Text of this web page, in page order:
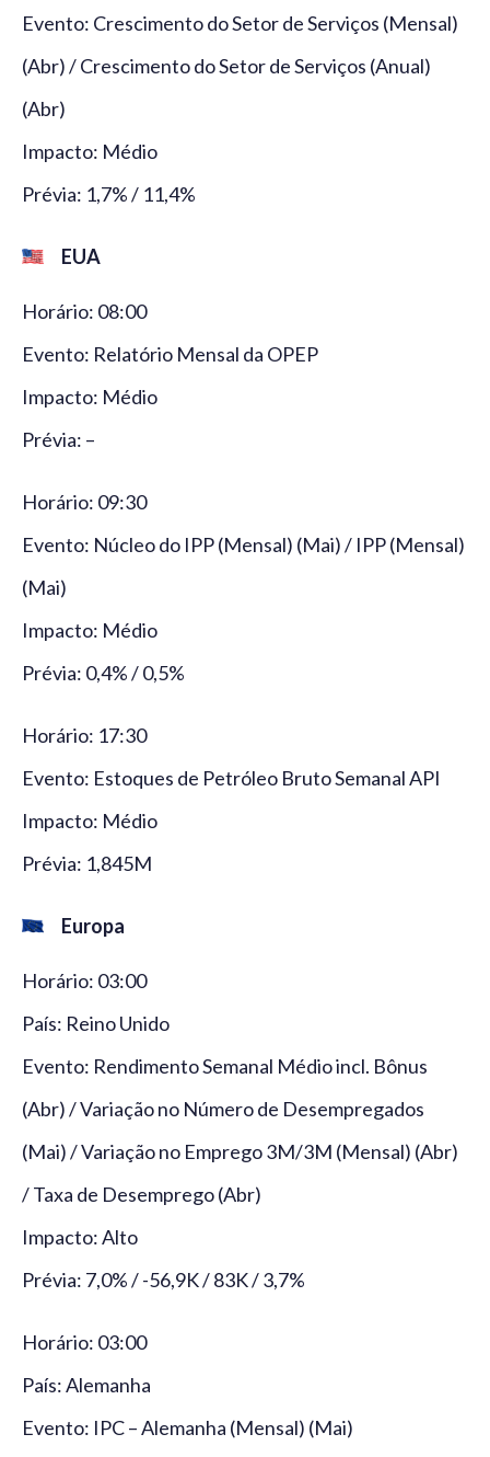
Evento: Crescimento do Setor de Serviços (Mensal)
(Abr) / Crescimento do Setor de Serviços (Anual)
(Abr)
Impacto: Médio
Prévia: 1,7% / 11,4%
EUA
Horário: 08:00
Evento: Relatório Mensal da OPEP
Impacto: Médio
Prévia: –
Horário: 09:30
Evento: Núcleo do IPP (Mensal) (Mai) / IPP (Mensal)
(Mai)
Impacto: Médio
Prévia: 0,4% / 0,5%
Horário: 17:30
Evento: Estoques de Petróleo Bruto Semanal API
Impacto: Médio
Prévia: 1,845M
Europa
Horário: 03:00
País: Reino Unido
Evento: Rendimento Semanal Médio incl. Bônus
(Abr) / Variação no Número de Desempregados
(Mai) / Variação no Emprego 3M/3M (Mensal) (Abr)
/ Taxa de Desemprego (Abr)
Impacto: Alto
Prévia: 7,0% / -56,9K / 83K / 3,7%
Horário: 03:00
País: Alemanha
Evento: IPC – Alemanha (Mensal) (Mai)